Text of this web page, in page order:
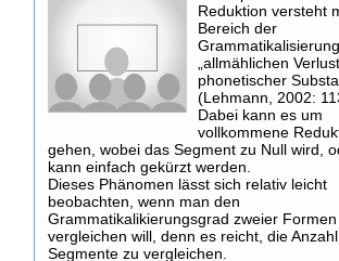
Reduktion versteht
Bereich der
„allmählichen
phonetischer
(Lehmann, 2002:
Dabei kann es um
vollkommene
gehen, wobei das Segment zu Null wird,
kann einfach gekürzt werden.
Dieses Phänomen lässt sich relativ leicht
beobachten, wenn man den
Grammatikalikierungsgrad zweier Formen
vergleichen will, denn es reicht, die
Segmente zu vergleichen.